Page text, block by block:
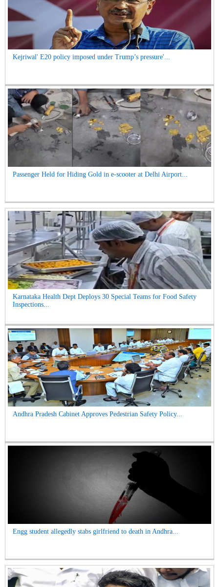
Kejriwal' E20 policy imposed under Trump’s pressure'...
Passenger Held for Hiding Gold in e-scooter at Delhi Airport...
Karnataka Health Dept Deploys 30 Special Teams for Food Safety
Inspections...
Andhra Pradesh Cabinet Approves Pedestrian Safety Policy...
Engg student allegedly stabs girlfriend to death in Andhra...